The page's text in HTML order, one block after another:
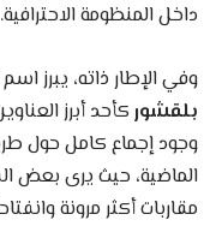
داخل المنظومة الاحترافية.
وفي الإطار ذاته، يبرز
بلقشوركأحد أبرز
وجود إجماع كامل حول
الماضية، حيث يرى بعض
مقاربات أكثر مرونة